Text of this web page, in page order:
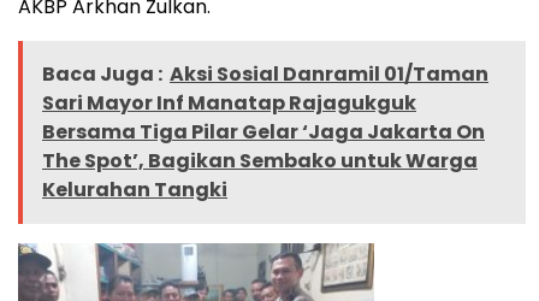
AKBP Arkhan Zulkan.
Baca Juga : Aksi Sosial Danramil 01/Taman
Sari Mayor Inf Manatap Rajagukguk
Bersama Tiga Pilar Gelar ‘Jaga Jakarta On
The Spot’, Bagikan Sembako untuk Warga
Kelurahan Tangki